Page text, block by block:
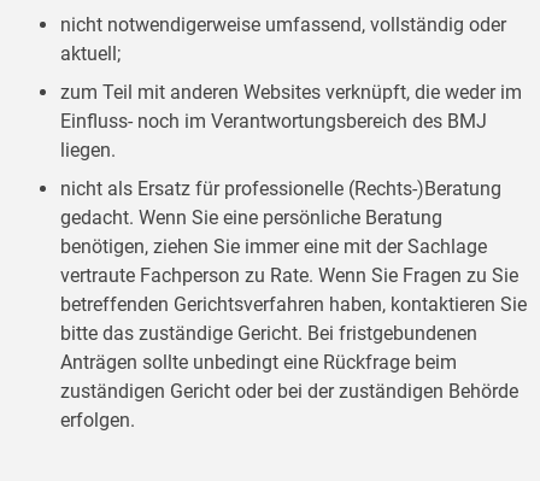
nicht notwendigerweise umfassend, vollständig oder
aktuell;
zum Teil mit anderen Websites verknüpft, die weder im
Einfluss- noch im Verantwortungsbereich des BMJ
liegen.
nicht als Ersatz für professionelle (Rechts-)Beratung
gedacht. Wenn Sie eine persönliche Beratung
benötigen, ziehen Sie immer eine mit der Sachlage
vertraute Fachperson zu Rate. Wenn Sie Fragen zu Sie
betreffenden Gerichtsverfahren haben, kontaktieren Sie
bitte das zuständige Gericht. Bei fristgebundenen
Anträgen sollte unbedingt eine Rückfrage beim
zuständigen Gericht oder bei der zuständigen Behörde
erfolgen.